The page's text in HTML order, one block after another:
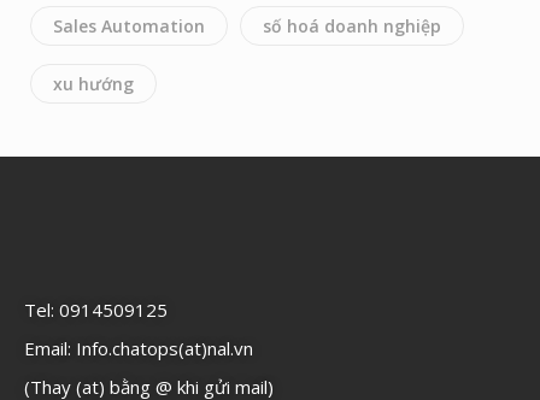
Sales Automation số hoá doanh nghiệp
xu hướng
Tel: 0914509125
Email: Info.chatops(at)nal.vn
(Thay (at) bằng @ khi gửi mail)